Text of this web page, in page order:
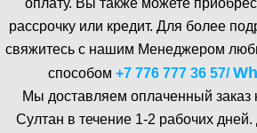
рассрочку или кредит. Для более
свяжитесь с нашим Менеджером
способом +7 776 777 36 57/
Мы доставляем оплаченный заказ
Cултан в течение 1-2 рабочих